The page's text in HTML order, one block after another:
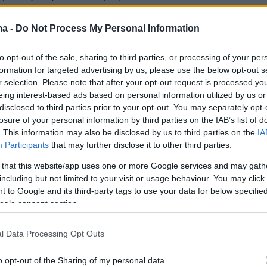
- Do Not Process My Personal Information
opt-out of the sale, sharing to third parties, or processing of your
for targeted advertising by us, please use the below opt-out
selection. Please note that after your opt-out request is processed
interest-based ads based on personal information utilized by us
to third parties prior to your opt-out. You may separately
of your personal information by third parties on the IAB’s list of
This information may also be disclosed by us to third parties on the
Participants that may further disclose it to other third parties.
that this website/app uses one or more Google services and may
but not limited to your visit or usage behaviour. You may
to Google and its third-party tags to use your data for below
consent section.
Data Processing Opt Outs
opt-out of the Sharing of my personal data.
(ECDC).
που προστέθηκαν την τελευταία
κατάλογο των παραλλαγών του
τις κωδικές ονομασίες «Β.1.1.523» και
στο μικροσκόπιο των ειδικών καθώς
Ε484Κ στην πρωτεΐνη-ακίδα του ιού
μεταξύ άλλων, στο «ινδικό» στέλεχος
«νιγηριανό» (B.1.1.318) και ενδέχεται να
προστασίας που προσφέρουν τα εμβόλια.
«B.1.1.523» προέρχεται από τη Νορβηγία και